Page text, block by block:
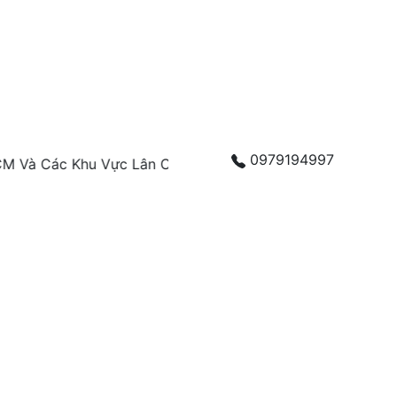
Khu Vực Lân Cận Liên Hệ Ngay: 0979.194.997
0979194997